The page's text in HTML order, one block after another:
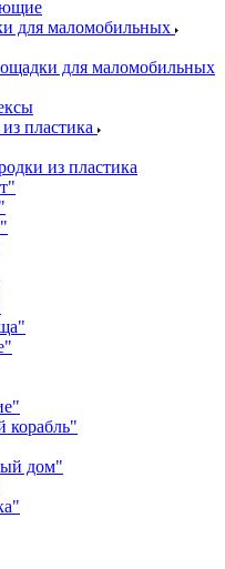
для маломобильных
для маломобильных
пластика
из пластика
корабль"
дом"